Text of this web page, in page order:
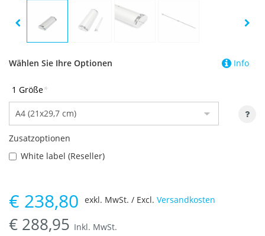
Info
Wählen Sie Ihre Optionen
1 Größe*
Zusatzoptionen
White label (Reseller)
€ 238,80
€ 288,95 Inkl. MwSt.
exkl. MwSt. / Excl. Versandkosten